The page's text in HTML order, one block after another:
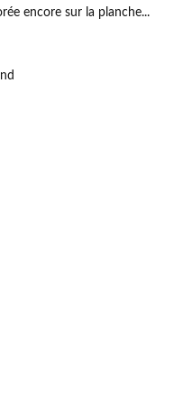
encore sur la planche...